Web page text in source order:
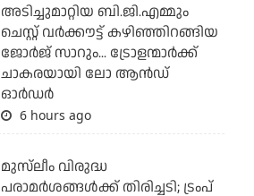
അടിച്ചുമാറ്റിയ ബി.ജി.എമ്മും
ചെസ്റ്റ് വര്‍ക്കൗട്ട് കഴിഞ്ഞിറങ്ങിയ
ജോര്‍ജ് സാറും... ട്രോളന്മാര്‍ക്ക്
ചാകരയായി ലോ ആന്‍ഡ്
ഓര്‍ഡര്‍
6 hours ago
മുസ്‌ലീം വിരുദ്ധ
പരാമര്‍ശങ്ങള്‍ക്ക് തിരിച്ചടി; ട്രംപ്